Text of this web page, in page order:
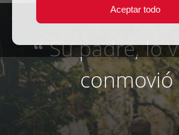
Aceptar todo
“Su padre, lo
conmovió